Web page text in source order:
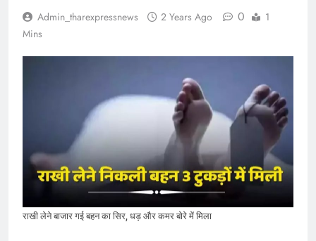
Admin_tharexpressnews 2 Years Ago 0
1
Mins
राखी लेने बाजार गई बहन का सिर, धड़ और कमर बोरे में मिला